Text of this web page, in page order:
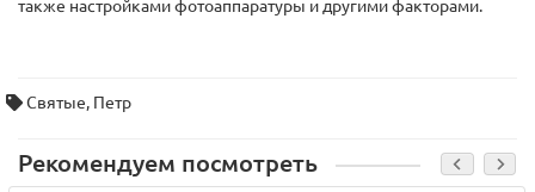
также настройками фотоаппаратуры и другими факторами.
Святые, Петр
Рекомендуем посмотреть